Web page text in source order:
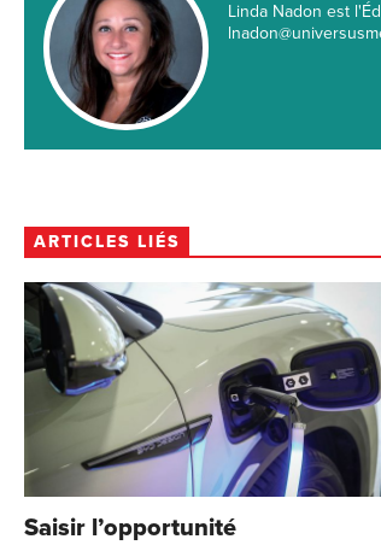
Linda Nadon est
ARTICLES LIÉS
Saisir l’opportunité